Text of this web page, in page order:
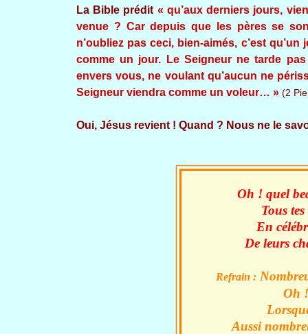
La Bible prédit « qu’aux derniers jours,
venue ? Car depuis que les pères se
n’oubliez pas ceci, bien-aimés, c’est
comme un jour. Le Seigneur ne tarde
envers vous, ne voulant qu’aucun ne
Seigneur viendra comme un voleur… » (2
Oui, Jésus revient ! Quand ? Nous ne le
Oh ! quel
Tous
En
De leurs
Refrain :
Oh
Aussi